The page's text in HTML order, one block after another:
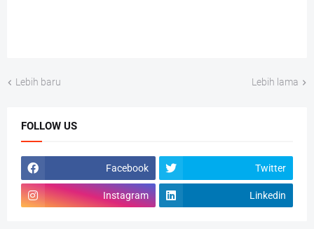
Lebih baru Lebih lama
FOLLOW US
Facebook Twitter
Instagram Linkedin